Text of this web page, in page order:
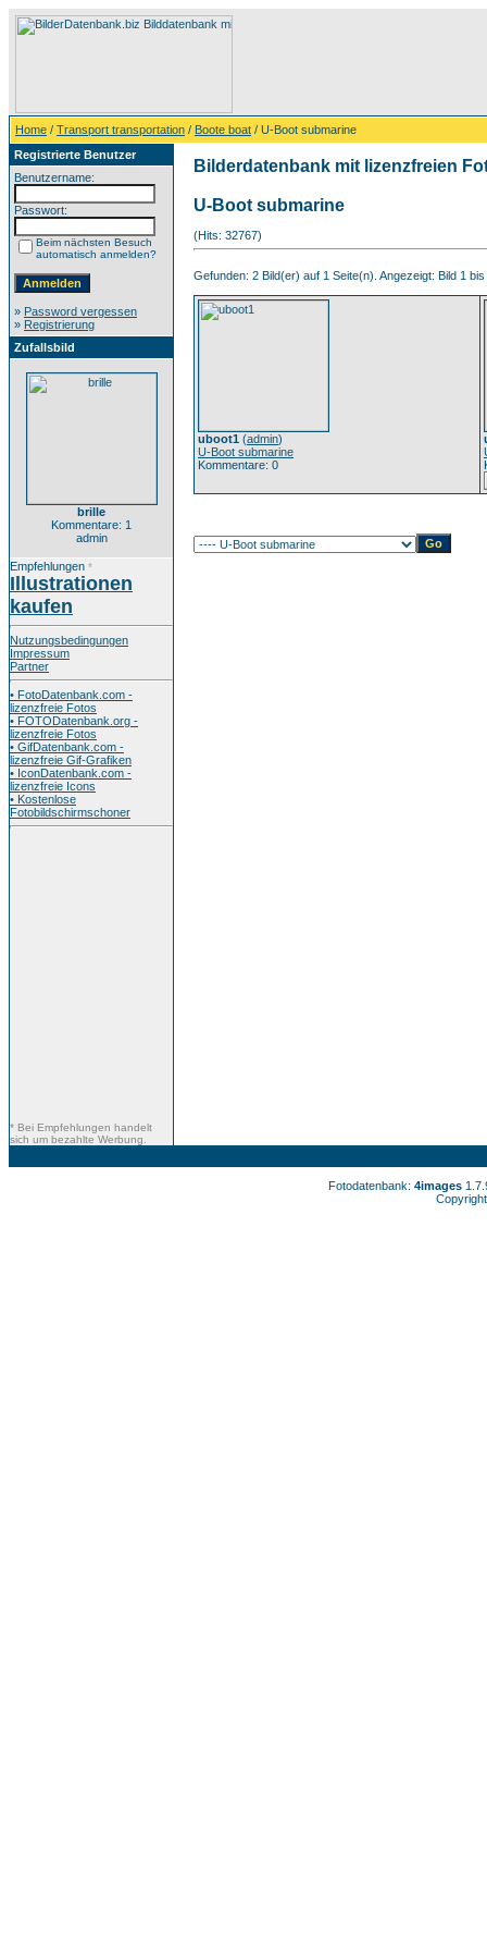
Home / Transport transportation / Boote boat / U-Boot submarine
Registrierte Benutzer
Benutzername:
Passwort:
Beim nächsten Besuch
automatisch anmelden?
» Password vergessen
» Registrierung
Zufallsbild
brille
Kommentare: 1
admin
Empfehlungen *
Illustrationen
kaufen
Nutzungsbedingungen
Impressum
Partner
• FotoDatenbank.com -
lizenzfreie Fotos
• FOTODatenbank.org -
lizenzfreie Fotos
• GifDatenbank.com -
lizenzfreie Gif-Grafiken
• IconDatenbank.com -
lizenzfreie Icons
• Kostenlose
Fotobildschirmschoner
* Bei Empfehlungen handelt
sich um bezahlte Werbung.
Bilderdatenbank mit lizenzfreien
U-Boot submarine
(Hits: 32767)
Gefunden: 2 Bild(er) auf 1 Seite(n). Angezeigt: Bild 1 bis
uboot1 (admin)
U-Boot submarine
Kommentare: 0
Fotodatenbank: 4images